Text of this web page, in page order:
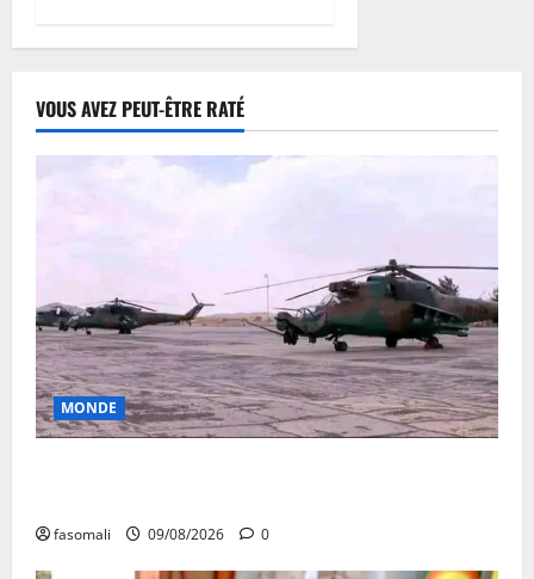
VOUS AVEZ PEUT-ÊTRE RATÉ
MONDE
fasomali 09/08/2026 0